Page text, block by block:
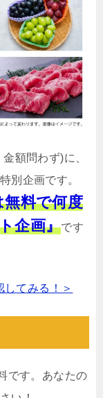
額問わず)に、
別企画です。
料で何度
企画』です
してみる！＞
です。あなたの